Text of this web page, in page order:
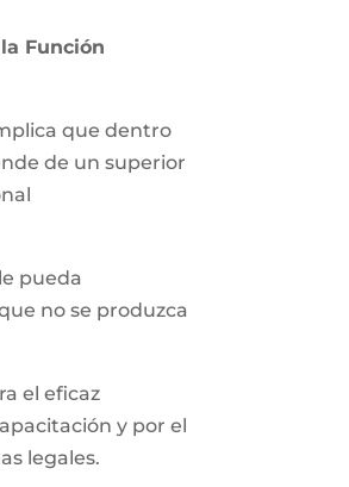
Función
que dentro
de un superior
pueda
no se produzca
el eficaz
y por el
legales.